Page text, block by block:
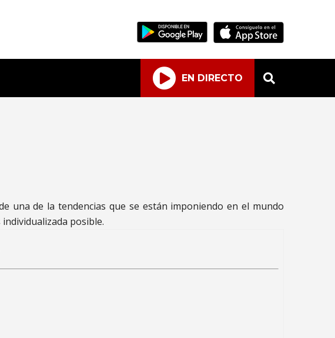
EN DIRECTO
una de la tendencias que se están imponiendo en el mundo
posible.